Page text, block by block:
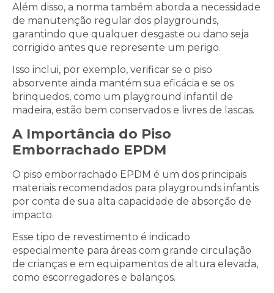
Além disso, a norma também aborda a necessidade
de manutenção regular dos playgrounds,
garantindo que qualquer desgaste ou dano seja
corrigido antes que represente um perigo.
Isso inclui, por exemplo, verificar se o piso
absorvente ainda mantém sua eficácia e se os
brinquedos, como um playground infantil de
madeira, estão bem conservados e livres de lascas.
A Importância do Piso
Emborrachado EPDM
O piso emborrachado EPDM é um dos principais
materiais recomendados para playgrounds infantis
por conta de sua alta capacidade de absorção de
impacto.
Esse tipo de revestimento é indicado
especialmente para áreas com grande circulação
de crianças e em equipamentos de altura elevada,
como escorregadores e balanços.